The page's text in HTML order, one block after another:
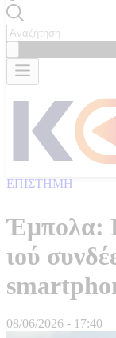
ΕΠΙΣΤΗΜΗ
Έμπολα:
ιού
08/06/2026 - 17:40